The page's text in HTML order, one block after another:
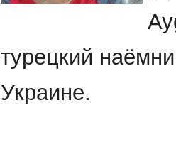
турецкий
Украине.